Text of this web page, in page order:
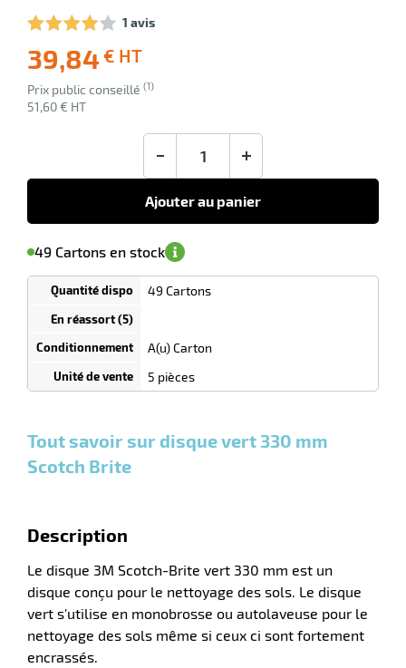
1 avis
39,84€ HT
Ecotaxe
: 0,00 €
Prix public conseillé (1)
51,60 € HT
offerte
+
Ajouter au panier
de
commande
49 Cartons en stock
de
(5)
Tarif
selon
quantité
1
Carton
51,60
€ HT
0
Cartons
0,00
€ HT
0
Cartons
0,00
€ HT
49 Cartons
A(u) Carton
5 pièces
Tout savoir sur disque vert 330 mm
Scotch Brite
Description
Le disque 3M Scotch-Brite vert 330 mm est un
disque conçu pour le nettoyage des sols. Le disque
vert s'utilise en monobrosse ou autolaveuse pour le
nettoyage des sols même si ceux ci sont fortement
encrassés.